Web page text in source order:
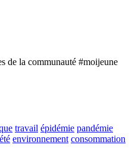
de la communauté #moijeune
travail épidémie pandémie
environnement consommation